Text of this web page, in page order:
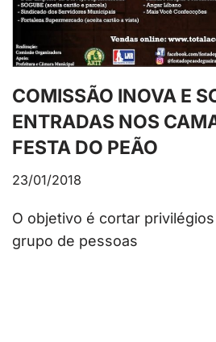
COMISSÃO INOVA E
ENTRADAS NOS
FESTA DO PEÃO
23/01/2018
O objetivo é cortar
grupo de pessoas